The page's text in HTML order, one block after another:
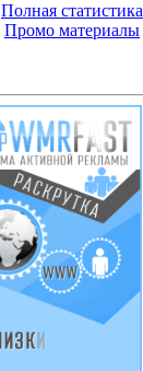
Полная статистика
Промо материалы